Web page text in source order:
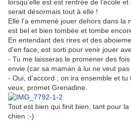
lorsqu'elle est est rentrée de l'école
serait désormais tout à elle !
Elle l'a emmené jouer dehors dans la
est bel et bien tombée et tombe
En entendant des rires et des
d'en face, est sorti pour venir jouer
- Tu me laisseras le promener des
envie (car sa maman à lui ne veut pas
- Oui, d'accord ; on ira ensemble et tu
veux, promet Grenadine.
Tout est bien qui finit bien, tant pour
chien :-)